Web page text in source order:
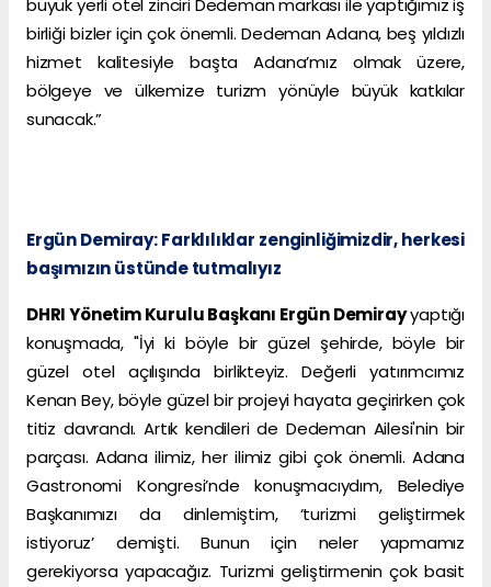
büyük yerli otel zinciri Dedeman markası ile yaptığımız iş
birliği bizler için çok önemli. Dedeman Adana, beş yıldızlı
hizmet kalitesiyle başta Adana’mız olmak üzere,
bölgeye ve ülkemize turizm yönüyle büyük katkılar
sunacak.”
Ergün Demiray: Farklılıklar zenginliğimizdir, herkesi
başımızın üstünde tutmalıyız
DHRI Yönetim Kurulu Başkanı Ergün Demirayyaptığı
konuşmada, "İyi ki böyle bir güzel şehirde, böyle bir
güzel otel açılışında birlikteyiz. Değerli yatırımcımız
Kenan Bey, böyle güzel bir projeyi hayata geçirirken çok
titiz davrandı. Artık kendileri de Dedeman Ailesi'nin bir
parçası. Adana ilimiz, her ilimiz gibi çok önemli. Adana
Gastronomi Kongresi’nde konuşmacıydım, Belediye
Başkanımızı da dinlemiştim, ‘turizmi geliştirmek
istiyoruz’ demişti. Bunun için neler yapmamız
gerekiyorsa yapacağız. Turizmi geliştirmenin çok basit